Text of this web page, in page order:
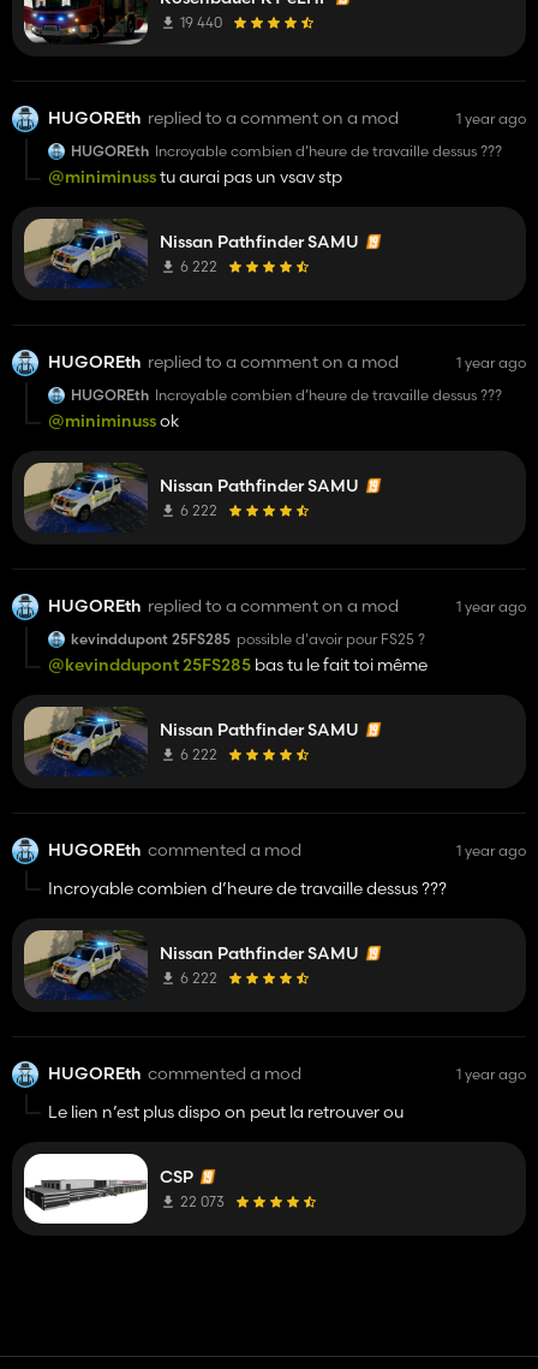
19 440
HUGOREth replied to a comment on a mod
1 year ago
HUGOREth Incroyable combien d’heure de travaille dessus ???
@miniminusstu aurai pas un vsav stp
Nissan Pathfinder SAMU
6 222
HUGOREth replied to a comment on a mod
1 year ago
HUGOREth Incroyable combien d’heure de travaille dessus ???
@miniminussok
Nissan Pathfinder SAMU
6 222
HUGOREth replied to a comment on a mod
1 year ago
kevinddupont 25FS285 possible d'avoir pour FS25 ?
@kevinddupont 25FS285 bas tu le fait toi même
Nissan Pathfinder SAMU
6 222
HUGOREth commented a mod 1 year ago
Incroyable combien d’heure de travaille dessus ???
Nissan Pathfinder SAMU
6 222
HUGOREth commented a mod 1 year ago
Le lien n’est plus dispo on peut la retrouver ou
CSP
22 073